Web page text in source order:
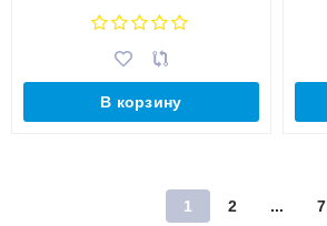
В корзину
1 2 ... 7